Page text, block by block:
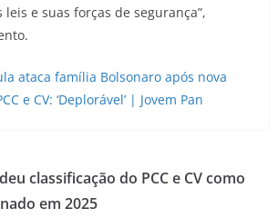
e suas forças de segurança”,
ataca família Bolsonaro após nova
e CV: ‘Deplorável’ | Jovem Pan
classificação do PCC e CV como
em 2025